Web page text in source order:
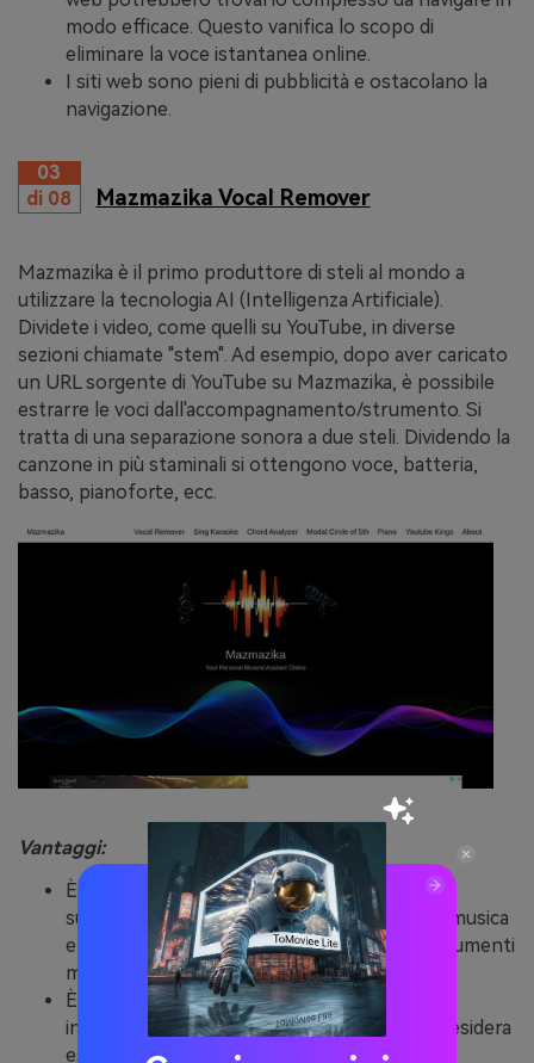
modo efficace. Questo vanifica lo scopo di
eliminare la voce istantanea online.
I siti web sono pieni di pubblicità e ostacolano la
navigazione.
03
di 08
Mazmazika Vocal Remover
Mazmazika è il primo produttore di steli al mondo a
utilizzare la tecnologia AI (Intelligenza Artificiale).
Dividete i video, come quelli su YouTube, in diverse
sezioni chiamate "stem". Ad esempio, dopo aver caricato
un URL sorgente di YouTube su Mazmazika, è possibile
estrarre le voci dall'accompagnamento/strumento. Si
tratta di una separazione sonora a due steli. Dividendo la
canzone in più staminali si ottengono voce, batteria,
basso, pianoforte, ecc.
Vantaggi:
È dotato di un'influente tecnologia basata
sull'intelligenza artificiale che comprende la musica
e separa sapientemente le voci dagli altri strumenti
musicali.
È possibile scaricare i file in formato MP3 e
incollare un link al brano di YouTube che si desidera
estrarre.